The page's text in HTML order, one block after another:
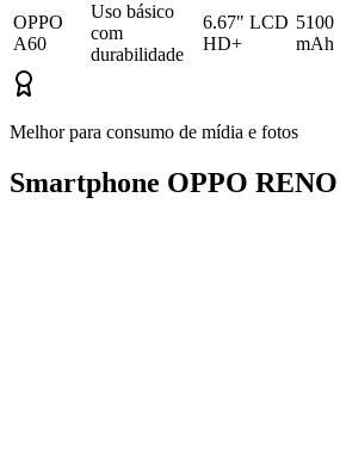
OPPO
A60
Uso básico
com
durabilidade
6.67" LCD
HD+
5100
mAh
Melhor para consumo de mídia e fotos
Smartphone OPPO